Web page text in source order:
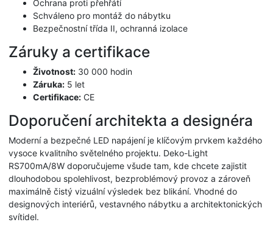
Ochrana proti přehřátí
Schváleno pro montáž do nábytku
Bezpečnostní třída II, ochranná izolace
Záruky a certifikace
Životnost: 30 000 hodin
Záruka: 5 let
Certifikace: CE
Doporučení architekta a designéra
Moderní a bezpečné LED napájení je klíčovým prvkem každého
vysoce kvalitního světelného projektu. Deko-Light
RS700mA/8W doporučujeme všude tam, kde chcete zajistit
dlouhodobou spolehlivost, bezproblémový provoz a zároveň
maximálně čistý vizuální výsledek bez blikání. Vhodné do
designových interiérů, vestavného nábytku a architektonických
svítidel.